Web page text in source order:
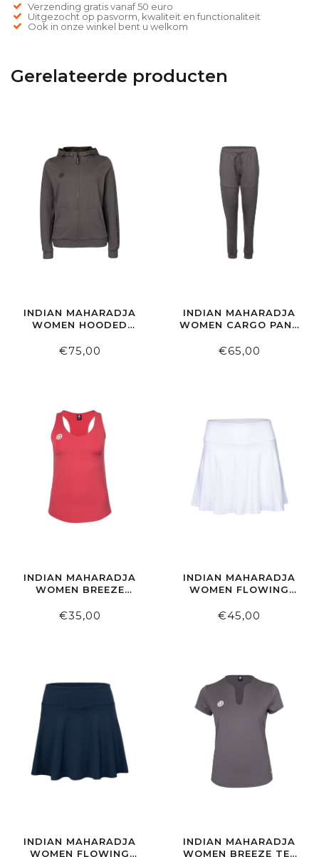
Verzending gratis vanaf 50 euro
Uitgezocht op pasvorm, kwaliteit en functionaliteit
Ook in onze winkel bent u welkom
Gerelateerde producten
INDIAN MAHARADJA
WOMEN HOODED
€75,00
INDIAN MAHARADJA
WOMEN CARGO PANT
€65,00
INDIAN MAHARADJA
WOMEN BREEZE
€35,00
INDIAN MAHARADJA
WOMEN FLOWING
€45,00
INDIAN MAHARADJA
WOMEN FLOWING
INDIAN MAHARADJA
WOMEN BREEZE TEE